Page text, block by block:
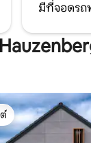
มีที่จอดร
สุด